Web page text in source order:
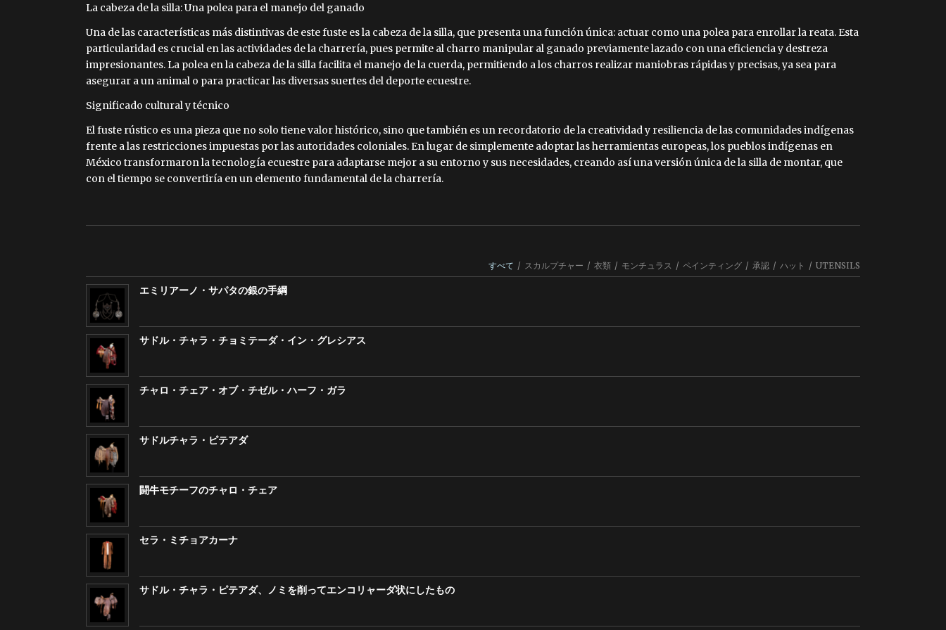
La cabeza de la silla: Una polea para el manejo del ganado
Una de las características más distintivas de este fuste es la cabeza de la silla, que presenta una función única: actuar como una polea para enrollar la reata. Esta
particularidad es crucial en las actividades de la charrería, pues permite al charro manipular al ganado previamente lazado con una eficiencia y destreza
impresionantes. La polea en la cabeza de la silla facilita el manejo de la cuerda, permitiendo a los charros realizar maniobras rápidas y precisas, ya sea para
asegurar a un animal o para practicar las diversas suertes del deporte ecuestre.
Significado cultural y técnico
El fuste rústico es una pieza que no solo tiene valor histórico, sino que también es un recordatorio de la creatividad y resiliencia de las comunidades indígenas
frente a las restricciones impuestas por las autoridades coloniales. En lugar de simplemente adoptar las herramientas europeas, los pueblos indígenas en
México transformaron la tecnología ecuestre para adaptarse mejor a su entorno y sus necesidades, creando así una versión única de la silla de montar, que
con el tiempo se convertiría en un elemento fundamental de la charrería.
すべて / スカルプチャー / 衣類 / モンチュラス / ペインティング / 承認 / ハット / UTENSILS
エミリアーノ・サパタの銀の手綱
サドル・チャラ・チョミテーダ・イン・グレシアス
チャロ・チェア・オブ・チゼル・ハーフ・ガラ
サドルチャラ・ピテアダ
闘牛モチーフのチャロ・チェア
セラ・ミチョアカーナ
サドル・チャラ・ピテアダ、ノミを削ってエンコリャーダ状にしたもの